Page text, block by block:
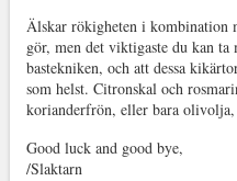
Älskar rökigheten i kombination
gör, men det viktigaste du kan
bastekniken, och att dessa
som helst. Citronskal och
korianderfrön, eller bara
Good luck and good bye,
/Slaktarn